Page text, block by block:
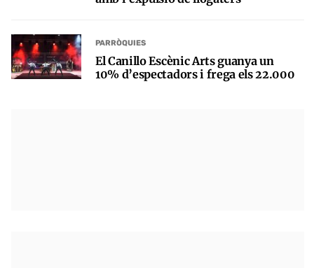
PARRÒQUIES
El Canillo Escènic Arts guanya un
10% d’espectadors i frega els 22.000